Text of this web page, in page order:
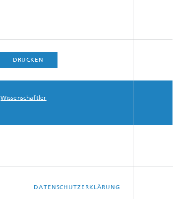
DRUCKEN
Wissenschaftler
DATENSCHUTZERKLÄRUNG